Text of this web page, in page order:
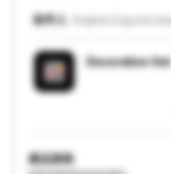
收件人
Decoration Set
產品規格